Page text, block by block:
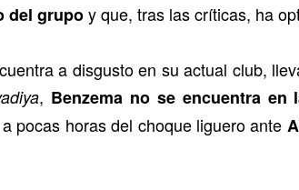
del grupoy que, tras las críticas, ha
a disgusto en su actual club,
, Benzema no se encuentra en
pocas horas del choque liguero ante